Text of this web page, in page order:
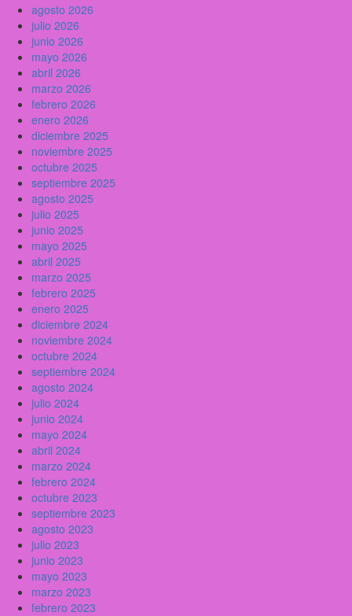
agosto 2026
julio 2026
junio 2026
mayo 2026
abril 2026
marzo 2026
febrero 2026
enero 2026
diciembre 2025
noviembre 2025
octubre 2025
septiembre 2025
agosto 2025
julio 2025
junio 2025
mayo 2025
abril 2025
marzo 2025
febrero 2025
enero 2025
diciembre 2024
noviembre 2024
octubre 2024
septiembre 2024
agosto 2024
julio 2024
junio 2024
mayo 2024
abril 2024
marzo 2024
febrero 2024
octubre 2023
septiembre 2023
agosto 2023
julio 2023
junio 2023
mayo 2023
marzo 2023
febrero 2023